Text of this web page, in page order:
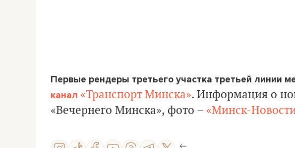
Первые рендеры третьего участка третьей линии
канал «Транспорт Минска». Информация о
«Вечернего Минска», фото – «Минск-